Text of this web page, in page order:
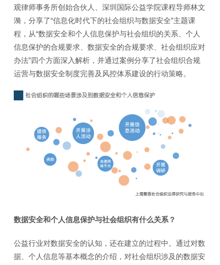
观律师事务所创始合伙人、深圳国际公益学院课程导师林文
漪，分享了“信息化时代下的社会组织与数据安全”主题课
程，从“数据安全和个人信息保护与社会组织的关系、个人
信息保护的合规要求、数据安全的合规要求、社会组织应对
办法”四个方面深入解析，并通过案例分享了社会组织合规
运营与数据安全制度完善及风控体系建设的行动策略。
数据安全和个人信息保护与社会组织有什么关系？
公益行业对数据安全的认知，还在建立的过程中。通过对数
据、个人信息等基本概念的介绍，对社会组织涉及的数据安